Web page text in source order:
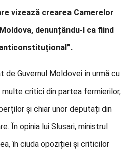
vizează crearea Camerelor
denunțându-l ca fiind
Guvernul Moldovei în urmă cu
critici din partea fermierilor,
și chiar unor deputați din
În opinia lui Slusari, ministrul
în ciuda opoziției și criticilor